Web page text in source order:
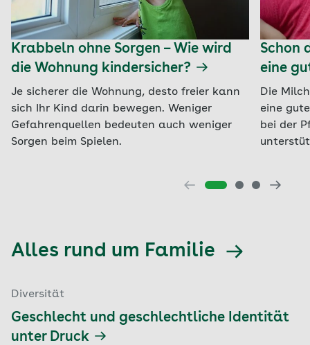
Krabbeln ohne Sorgen – Wie wird
die Wohnung kindersicher?
Je sicherer die Wohnung, desto freier kann
sich Ihr Kind darin bewegen. Weniger
Gefahrenquellen bedeuten auch weniger
Sorgen beim Spielen.
Schon
eine
Die
eine
bei der
Alles rund um Familie
Diversität
Geschlecht und geschlechtliche Identität
unter Druck